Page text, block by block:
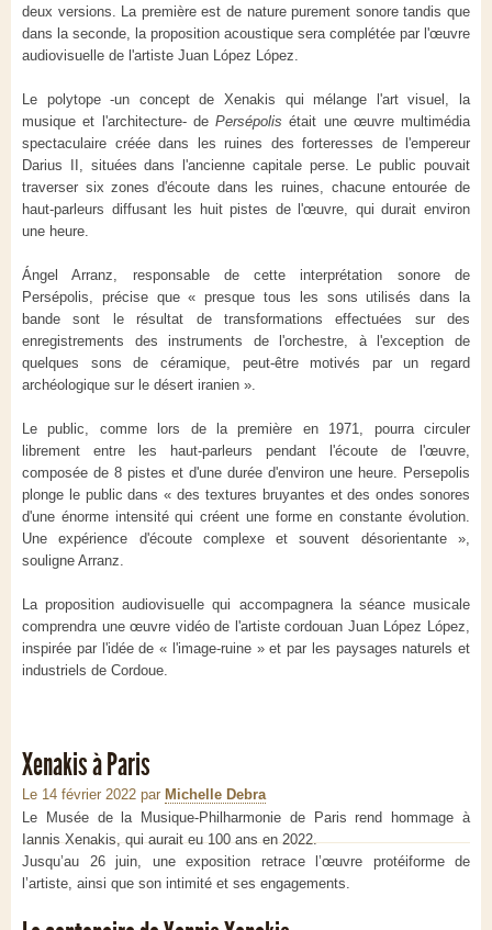
deux versions. La première est de nature purement sonore tandis que
dans la seconde, la proposition acoustique sera complétée par l'œuvre
audiovisuelle de l'artiste Juan López López.
Le polytope -un concept de Xenakis qui mélange l'art visuel, la
musique et l'architecture- de Persépolis était une œuvre multimédia
spectaculaire créée dans les ruines des forteresses de l'empereur
Darius II, situées dans l'ancienne capitale perse. Le public pouvait
traverser six zones d'écoute dans les ruines, chacune entourée de
haut-parleurs diffusant les huit pistes de l'œuvre, qui durait environ
une heure.
Ángel Arranz, responsable de cette interprétation sonore de
Persépolis, précise que « presque tous les sons utilisés dans la
bande sont le résultat de transformations effectuées sur des
enregistrements des instruments de l'orchestre, à l'exception de
quelques sons de céramique, peut-être motivés par un regard
archéologique sur le désert iranien ».
Le public, comme lors de la première en 1971, pourra circuler
librement entre les haut-parleurs pendant l'écoute de l'œuvre,
composée de 8 pistes et d'une durée d'environ une heure. Persepolis
plonge le public dans « des textures bruyantes et des ondes sonores
d'une énorme intensité qui créent une forme en constante évolution.
Une expérience d'écoute complexe et souvent désorientante »,
souligne Arranz.
La proposition audiovisuelle qui accompagnera la séance musicale
comprendra une œuvre vidéo de l'artiste cordouan Juan López López,
inspirée par l'idée de « l'image-ruine » et par les paysages naturels et
industriels de Cordoue.
Xenakis à Paris
Le 14 février 2022 par Michelle Debra
Le Musée de la Musique-Philharmonie de Paris rend hommage à
Iannis Xenakis, qui aurait eu 100 ans en 2022.
Jusqu’au 26 juin, une exposition retrace l’œuvre protéiforme de
l’artiste, ainsi que son intimité et ses engagements.